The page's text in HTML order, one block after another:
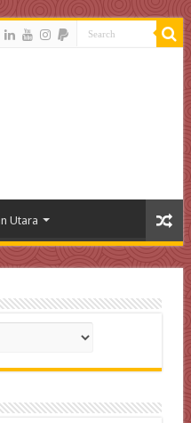
Utara